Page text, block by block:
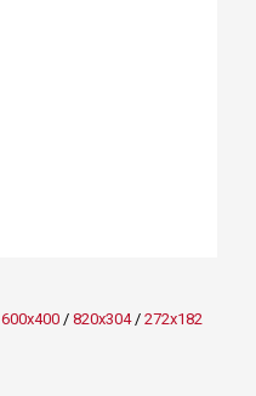
600x400/ 820x304/ 272x182